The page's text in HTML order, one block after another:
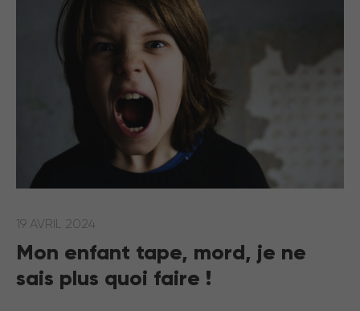
19 AVRIL 2024
Mon enfant tape, mord, je ne
sais plus quoi faire !